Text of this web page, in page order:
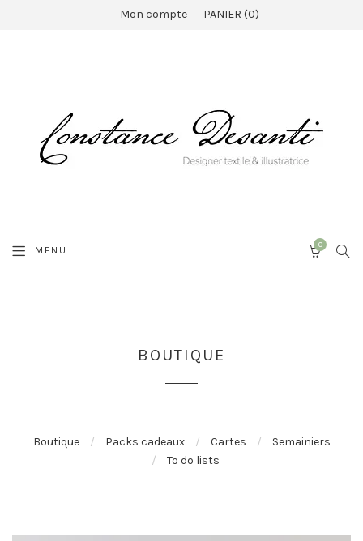
Mon compte PANIER 0
MENU 0
BOUTIQUE
Boutique Packs cadeaux Cartes
Semainiers
To do lists